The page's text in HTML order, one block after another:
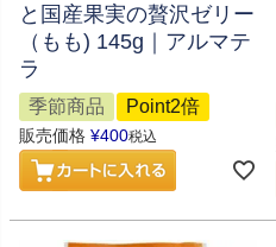
と国産果実の贅沢ゼリー
（もも) 145g｜アルマテ
ラ
季節商品 Point2倍
販売価格 ¥400税込